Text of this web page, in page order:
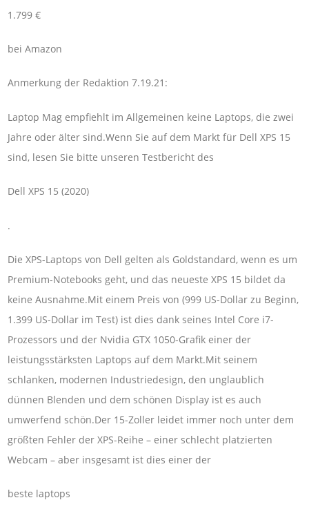
1.799 €
bei Amazon
Anmerkung der Redaktion 7.19.21:
Laptop Mag empfiehlt im Allgemeinen keine Laptops, die zwei
Jahre oder älter sind.Wenn Sie auf dem Markt für Dell XPS 15
sind, lesen Sie bitte unseren Testbericht des
Dell XPS 15 (2020)
.
Die XPS-Laptops von Dell gelten als Goldstandard, wenn es um
Premium-Notebooks geht, und das neueste XPS 15 bildet da
keine Ausnahme.Mit einem Preis von (999 US-Dollar zu Beginn,
1.399 US-Dollar im Test) ist dies dank seines Intel Core i7-
Prozessors und der Nvidia GTX 1050-Grafik einer der
leistungsstärksten Laptops auf dem Markt.Mit seinem
schlanken, modernen Industriedesign, den unglaublich
dünnen Blenden und dem schönen Display ist es auch
umwerfend schön.Der 15-Zoller leidet immer noch unter dem
größten Fehler der XPS-Reihe – einer schlecht platzierten
Webcam – aber insgesamt ist dies einer der
beste laptops